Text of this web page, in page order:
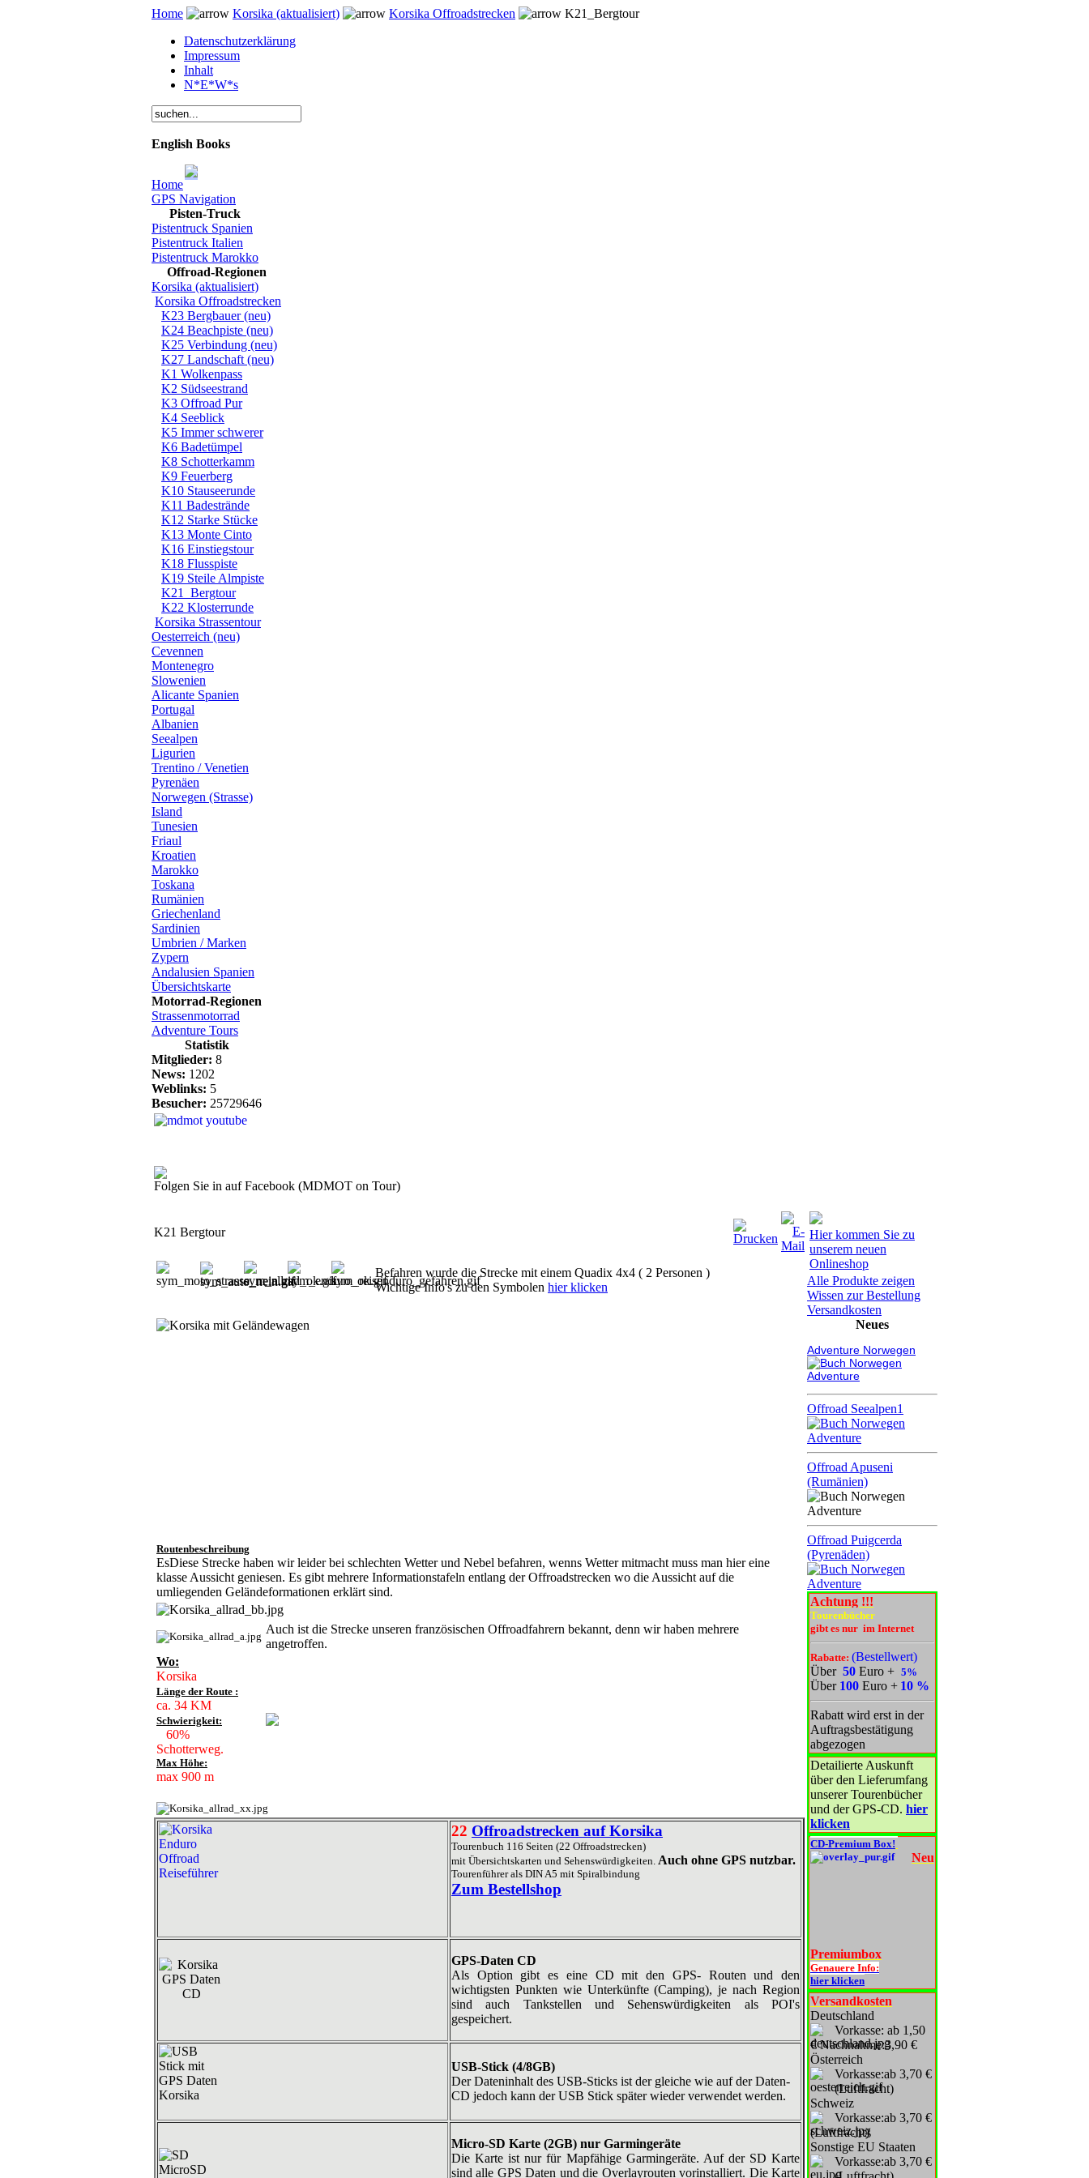
Home Korsika (aktualisiert) Korsika Offroadstrecken
K21_Bergtour
Datenschutzerklärung
Impressum
Inhalt
N*E*W*s
English Books
Home
GPS Navigation
Pisten-Truck
Pistentruck Spanien
Pistentruck Italien
Pistentruck Marokko
Offroad-Regionen
Korsika (aktualisiert)
Korsika Offroadstrecken
K23 Bergbauer (neu)
K24 Beachpiste (neu)
K25 Verbindung (neu)
K27 Landschaft (neu)
K1 Wolkenpass
K2 Südseestrand
K3 Offroad Pur
K4 Seeblick
K5 Immer schwerer
K6 Badetümpel
K8 Schotterkamm
K9 Feuerberg
K10 Stauseerunde
K11 Badestrände
K12 Starke Stücke
K13 Monte Cinto
K16 Einstiegstour
K18 Flusspiste
K19 Steile Almpiste
K21_Bergtour
K22 Klosterrunde
Korsika Strassentour
Oesterreich (neu)
Cevennen
Montenegro
Slowenien
Alicante Spanien
Portugal
Albanien
Seealpen
Ligurien
Trentino / Venetien
Pyrenäen
Norwegen (Strasse)
Island
Tunesien
Friaul
Kroatien
Marokko
Toskana
Rumänien
Griechenland
Sardinien
Umbrien / Marken
Zypern
Andalusien Spanien
Übersichtskarte
Motorrad-Regionen
Strassenmotorrad
Adventure Tours
Statistik
Mitglieder: 8
News: 1202
Weblinks: 5
Besucher: 25729646
Folgen Sie in auf Facebook (MDMOT on Tour)
K21 Bergtour
Befahren wurde die Strecke mit einem Quadix 4x4 ( 2 Personen )
Wichtige Info's zu den Symbolen hier klicken
Routenbeschreibung
EsDiese Strecke haben wir leider bei schlechten Wetter und Nebel befahren, wenns Wetter mitmacht muss man hier eine
klasse Aussicht geniesen. Es gibt mehrere Informationstafeln entlang der Offroadstrecken wo die Aussicht auf die
umliegenden Geländeformationen erklärt sind.
Auch ist die Strecke unseren französischen Offroadfahrern bekannt, denn wir haben mehrere
angetroffen.
Wo:
Korsika
Länge der Route :
ca. 34 KM
Schwierigkeit:
60%
Schotterweg.
Max Höhe:
max 900 m
22 Offroadstrecken auf Korsika
Tourenbuch 116 Seiten (22 Offroadstrecken)
mit Übersichtskarten und Sehenswürdigkeiten. Auch ohne GPS nutzbar.
Tourenführer als DIN A5 mit Spiralbindung
Zum Bestellshop
GPS-Daten CD
Als Option gibt es eine CD mit den GPS- Routen und den
wichtigsten Punkten wie Unterkünfte (Camping), je nach Region
sind auch Tankstellen und Sehenswürdigkeiten als POI's
gespeichert.
USB-Stick (4/8GB)
Der Dateninhalt des USB-Sticks ist der gleiche wie auf der Daten-
CD jedoch kann der USB Stick später wieder verwendet werden.
Micro-SD Karte (2GB) nur Garmingeräte
Die Karte ist nur für Mapfähige Garmingeräte. Auf der SD Karte
sind alle GPS Daten und die Overlayrouten vorinstalliert. Die Karte
Hier kommen Sie zu
unserem neuen
Onlineshop
Alle Produkte zeigen
Wissen zur Bestellung
Versandkosten
Neues
Adventure Norwegen
Offroad Seealpen1
Offroad Apuseni
(Rumänien)
Offroad Puigcerda
(Pyrenäden)
Achtung !!!
Tourenbücher
gibt es nur im Internet
Rabatte: (Bestellwert)
Über 50 Euro + 5%
Über 100 Euro + 10 %
Rabatt wird erst in der
Auftragsbestätigung
abgezogen
Detailierte Auskunft
über den Lieferumfang
unserer Tourenbücher
und der GPS-CD. hier
klicken
CD-Premium Box!
Neu
Premiumbox
Genauere Info:
hier klicken
Versandkosten
Deutschland
Vorkasse: ab 1,50
€ Nachnahme:3,90 €
Österreich
Vorkasse:ab 3,70 €
(Luftfracht)
Schweiz
Vorkasse:ab 3,70 €
(Luftfracht)
Sonstige EU Staaten
Vorkasse:ab 3,70 €